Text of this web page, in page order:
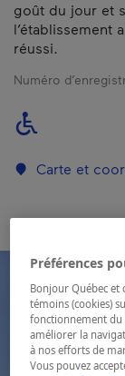
goût du jour et
l’établissement
réussi.
Numéro
Carte et
Préférences
Bonjour Québec et
témoins (cookies)
fonctionnement du
améliorer la
à nos efforts de
Vous pouvez